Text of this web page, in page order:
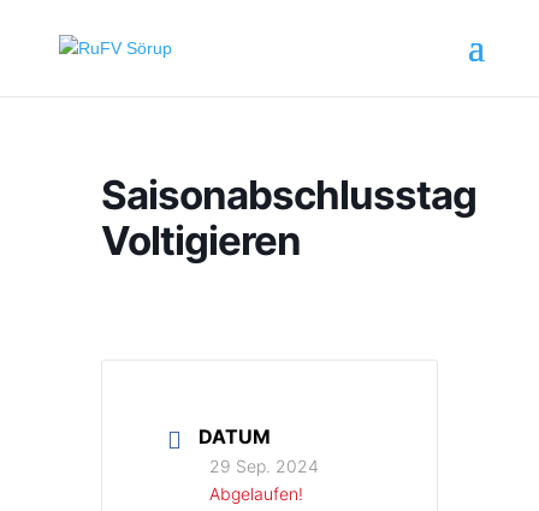
Saisonabschlusstag
Voltigieren
DATUM
29 Sep. 2024
Abgelaufen!